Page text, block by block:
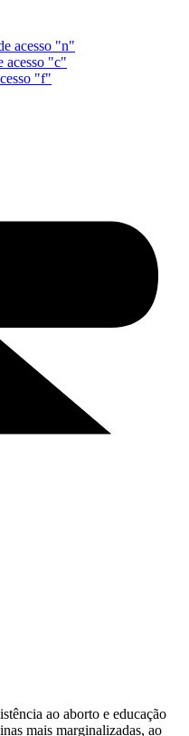
acesso "n"
acesso "c"
"f"
ao aborto e educação
mais marginalizadas, ao